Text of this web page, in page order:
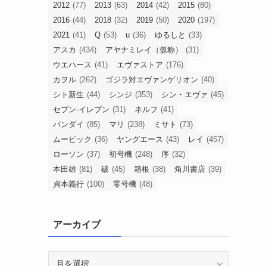
2012 (77) 2013 (63) 2014 (42) 2015 (80)
2016 (44) 2018 (32) 2019 (50) 2020 (197)
2021 (41) Q (53) u (36) ゆるしと (33)
アスカ (434) アヤナミレイ（仮称）
(31)
ウエハース (41) エヴァストア (176)
カヲル (262) ゴジラ対エヴァンゲリオン (40)
シト新生 (44) シンジ (353) シン・エヴァ (45)
セブン-イレブン (31) ネルフ (41)
バンダイ (85) マリ (238) ミサト (73)
ムービック (36) ヤングエース (43) レイ (457)
ローソン (37) 初号機 (248) 序 (32)
本田雄 (81) 破 (45) 箱根 (38) 角川書店 (39)
貞本義行 (100) 零号機 (48)
アーカイブ